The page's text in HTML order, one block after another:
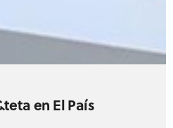
en El País